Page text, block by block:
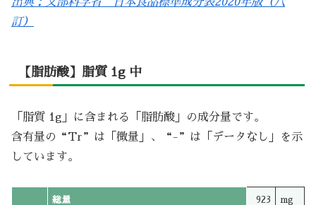
出典：文部科学省 日本食品標準成分表2020年版（八
訂）
【脂肪酸】脂質 1g 中
「脂質 1g」に含まれる「脂肪酸」の成分量です。
含有量の“Tr”は「微量」、“-”は「データなし」を示
しています。
総量 923 mg